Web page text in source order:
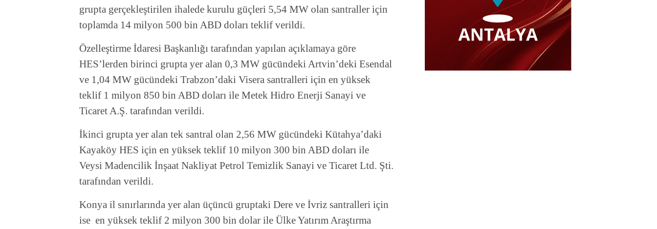
grupta gerçekleştirilen ihalede kurulu güçleri 5,54 MW olan santraller için
toplamda 14 milyon 500 bin ABD doları teklif verildi.
Özelleştirme İdaresi Başkanlığı tarafından yapılan açıklamaya göre
HES’lerden birinci grupta yer alan 0,3 MW gücündeki Artvin’deki Esendal
ve 1,04 MW gücündeki Trabzon’daki Visera santralleri için en yüksek
teklif 1 milyon 850 bin ABD doları ile Metek Hidro Enerji Sanayi ve
Ticaret A.Ş. tarafından verildi.
İkinci grupta yer alan tek santral olan 2,56 MW gücündeki Kütahya’daki
Kayaköy HES için en yüksek teklif 10 milyon 300 bin ABD doları ile
Veysi Madencilik İnşaat Nakliyat Petrol Temizlik Sanayi ve Ticaret Ltd. Şti.
tarafından verildi.
Konya il sınırlarında yer alan üçüncü gruptaki Dere ve İvriz santralleri için
ise en yüksek teklif 2 milyon 300 bin dolar ile Ülke Yatırım Araştırma